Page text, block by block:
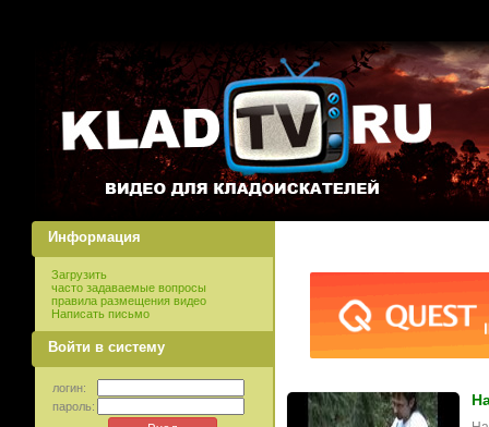
Информация
Загрузить
часто задаваемые вопросы
правила размещения видео
Написать письмо
Войти в систему
логин:
пароль: